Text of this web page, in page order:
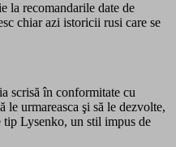
la recomandarile date de
chiar azi istoricii rusi care se
scrisă în conformitate cu
urmareasca şi să le dezvolte,
Lysenko, un stil impus de